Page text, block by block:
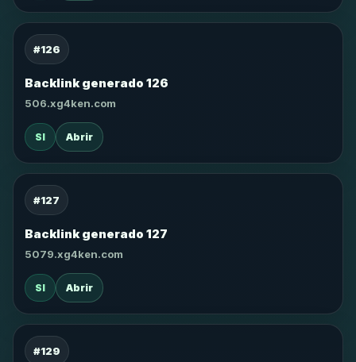
#126
Backlink generado 126
506.xg4ken.com
SI Abrir
#127
Backlink generado 127
5079.xg4ken.com
SI Abrir
#129